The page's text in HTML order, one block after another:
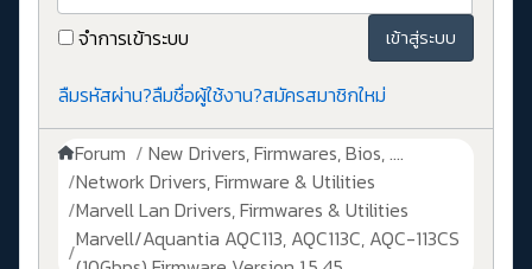
จำการเข้าระบบ
เข้าสู่ระบบ
ลืมรหัสผ่าน?ลืมชื่อผู้ใช้งาน?สมัครสมาชิกใหม่
Forum
New Drivers, Firmwares, Bios, ....
Network Drivers, Firmware & Utilities
Marvell Lan Drivers, Firmwares & Utilities
Marvell/Aquantia AQC113, AQC113C, AQC-113CS